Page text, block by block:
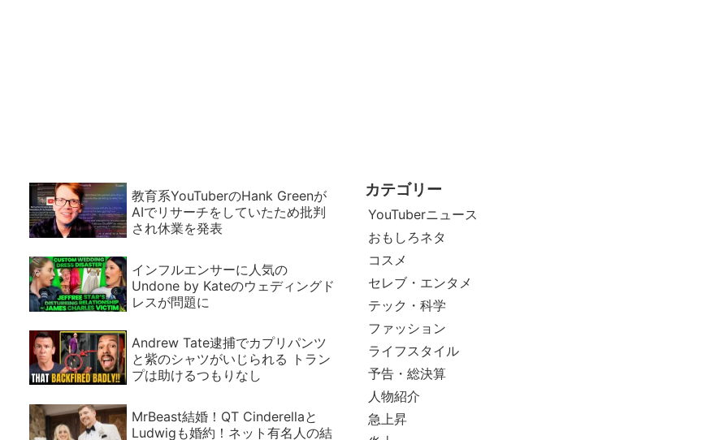
教育系YouTuberのHank Greenが
AIでリサーチをしていたため批判
され休業を発表
インフルエンサーに人気の
Undone by Kateのウェディングド
レスが問題に
Andrew Tate逮捕でカプリパンツ
と紫のシャツがいじられる トラン
プは助けるつもりなし
MrBeast結婚！QT Cinderellaと
Ludwigも婚約！ネット有名人の結
カテゴリー
YouTuberニュース
おもしろネタ
コスメ
セレブ・エンタメ
テック・科学
ファッション
ライフスタイル
予告・総決算
人物紹介
急上昇